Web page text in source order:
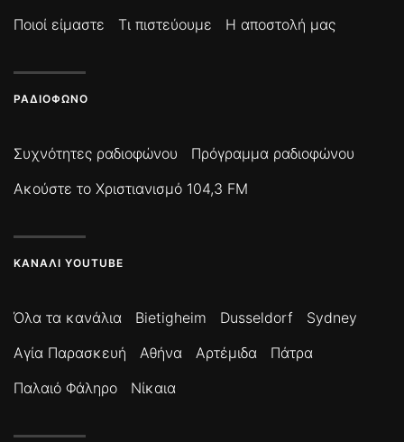
Ποιοί είμαστε Τι πιστεύουμε Η αποστολή μας
ΡΑΔΙΌΦΩΝΟ
Συχνότητες ραδιοφώνου
Πρόγραμμα ραδιοφώνου
Ακούστε το Χριστιανισμό 104,3 FM
ΚΑΝΆΛΙ YOUTUBE
Όλα τα κανάλια Bietigheim Dusseldorf
Sydney
Αγία Παρασκευή
Αθήνα Αρτέμιδα
Πάτρα
Παλαιό Φάληρο
Νίκαια